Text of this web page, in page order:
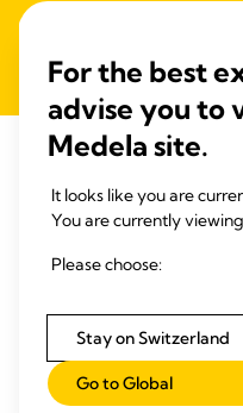
For the best
advise you to
Medela site.
It looks like you are
You are currently
Please choose:
Stay on Switzerland
Go to Global